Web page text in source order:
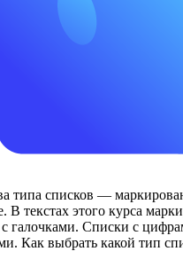
типа списков —
В текстах этого курса
галочками. Списки с
Как выбрать какой тип